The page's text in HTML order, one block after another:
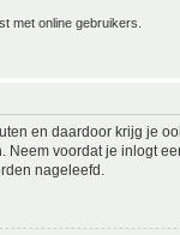
met online gebruikers.
en daardoor krijg je
voordat je inlogt
nageleefd.